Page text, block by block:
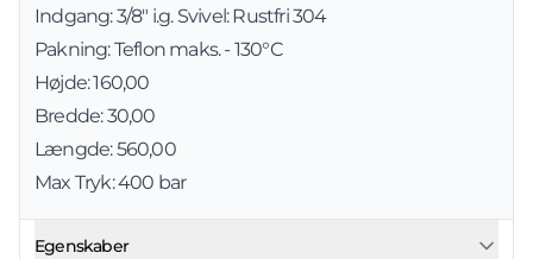
Indgang: 3/8" i.g. Svivel: Rustfri 304
Pakning: Teflon maks. - 130°C
Højde: 160,00
Bredde: 30,00
Længde: 560,00
Max Tryk: 400 bar
Egenskaber